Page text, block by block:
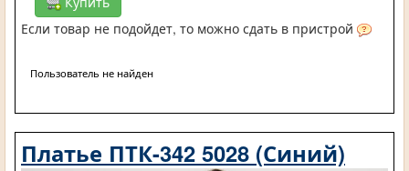
Если товар не подойдет, то можно сдать в пристрой
Пользователь не найден
Платье ПТК-342 5028 (Синий)